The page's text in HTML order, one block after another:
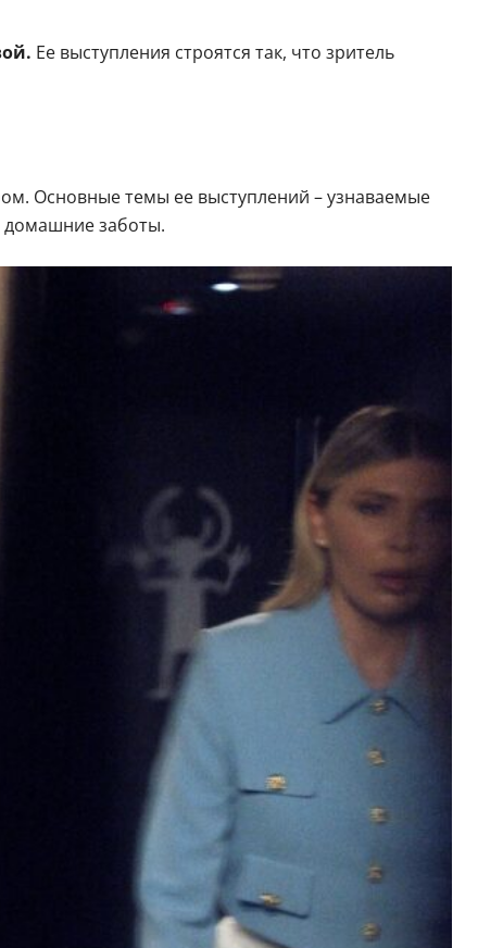
Ее выступления строятся так, что зритель
Основные темы ее выступлений – узнаваемые
домашние заботы.